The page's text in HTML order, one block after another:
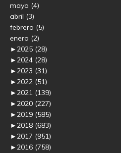
mayo (4)
abril (3)
febrero (5)
enero (2)
►2025 (28)
►2024 (28)
►2023 (31)
►2022 (51)
►2021 (139)
►2020 (227)
►2019 (585)
►2018 (683)
►2017 (951)
►2016 (758)